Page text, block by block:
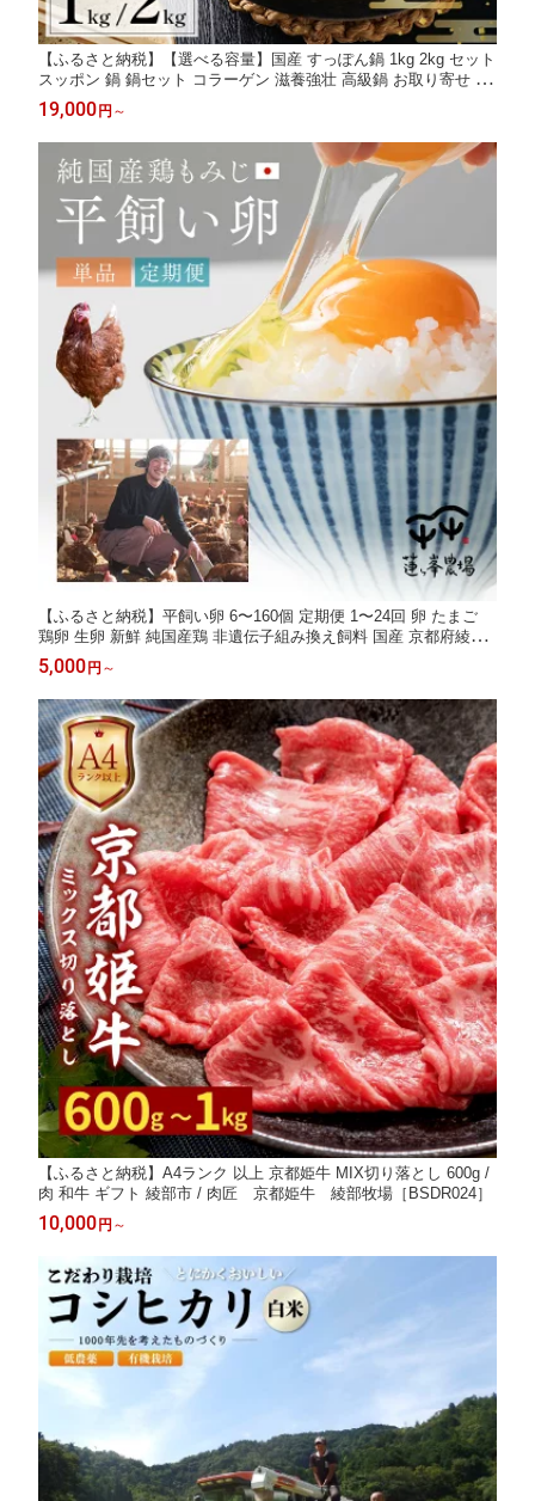
【ふるさと納税】【選べる容量】国産 すっぽん鍋 1kg 2kg セット
スッポン 鍋 鍋セット コラーゲン 滋養強壮 高級鍋 お取り寄せ /
鍋 健康 コラーゲン 綾部市 / 丹の里水産［BSDM025］
19,000円 ～
【ふるさと納税】平飼い卵 6〜160個 定期便 1〜24回 卵 たまご
鶏卵 生卵 新鮮 純国産鶏 非遺伝子組み換え飼料 国産 京都府綾部
市
5,000円 ～
【ふるさと納税】A4ランク 以上 京都姫牛 MIX切り落とし 600g /
肉 和牛 ギフト 綾部市 / 肉匠 京都姫牛 綾部牧場［BSDR024］
10,000円 ～